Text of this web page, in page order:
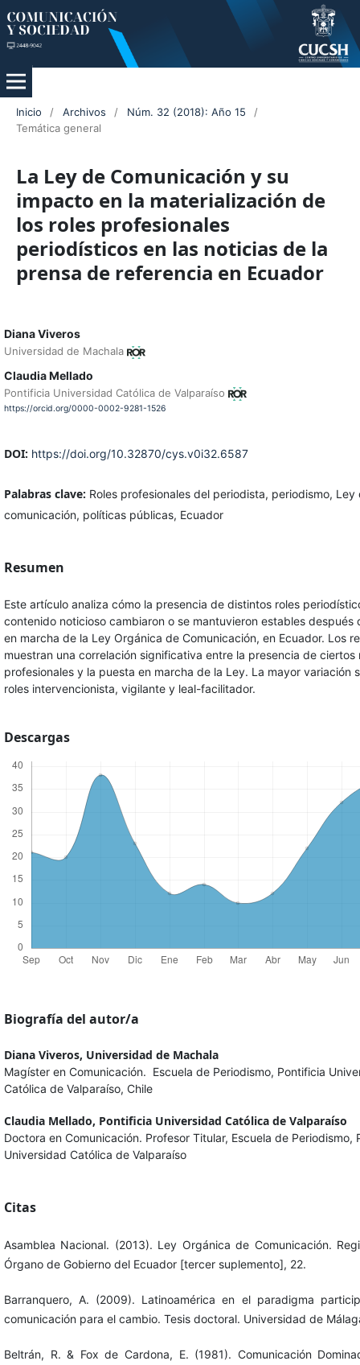
Inicio / Archivos / Núm. 32 (2018): Año 15
/
Temática general
La Ley de Comunicación y su
impacto en la materialización de
los roles profesionales
periodísticos en las noticias de la
prensa de referencia en Ecuador
Diana Viveros
Universidad de Machala
Claudia Mellado
Pontificia Universidad Católica de Valparaíso
https://orcid.org/0000-0002-9281-1526
DOI: https://doi.org/10.32870/cys.v0i32.6587
Palabras clave: Roles profesionales del periodista, periodismo, Ley
comunicación, políticas públicas, Ecuador
Resumen
Este artículo analiza cómo la presencia de distintos roles
contenido noticioso cambiaron o se mantuvieron estables después
en marcha de la Ley Orgánica de Comunicación, en Ecuador. Los
muestran una correlación significativa entre la presencia de ciertos
profesionales y la puesta en marcha de la Ley. La mayor variación
roles intervencionista, vigilante y leal-facilitador.
Descargas
Biografía del autor/a
Diana Viveros, Universidad de Machala
Magíster en Comunicación. Escuela de Periodismo, Pontificia
Católica de Valparaíso, Chile
Claudia Mellado, Pontificia Universidad Católica de Valparaíso
Doctora en Comunicación. Profesor Titular, Escuela de Periodismo,
Universidad Católica de Valparaíso
Citas
Asamblea Nacional. (2013). Ley Orgánica de Comunicación.
Órgano de Gobierno del Ecuador [tercer suplemento], 22.
Barranquero, A. (2009). Latinoamérica en el paradigma
comunicación para el cambio. Tesis doctoral. Universidad de
Beltrán, R. & Fox de Cardona, E. (1981). Comunicación